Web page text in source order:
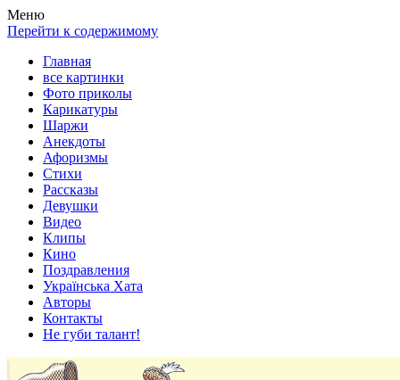
Весела хата — прикольные картинки, смешные истории,
клипы!
Покажем всем ваши фото приколы, карикатуры, шаржи, стихи,
рассказы, видео и песни!
Меню
Перейти к содержимому
Главная
все картинки
Фото приколы
Карикатуры
Шаржи
Анекдоты
Афоризмы
Стихи
Рассказы
Девушки
Видео
Клипы
Кино
Поздравления
Українська Хата
Авторы
Контакты
Не губи талант!